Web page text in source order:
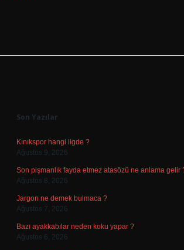
Son Yazılar
Kınıkspor hangi ligde ?
Ağustos 9, 2026
Son pişmanlık fayda etmez atasözü ne anlama gelir
Ağustos 8, 2026
Jargon ne demek bulmaca ?
Ağustos 7, 2026
Bazı ayakkabılar neden koku yapar ?
Ağustos 6, 2026